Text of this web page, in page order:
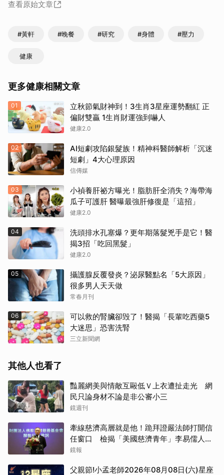
查看原始文章
#黃軒 #晚餐 #研究 #身體 #壓力
健康
更多健康相關文章
01
立秋節氣財神到！3生肖3星座運勢翻紅 正
偏財雙贏 1生肖財運強到嚇人
健康2.0
02
AI短劇攻陷銀髮族！精神科醫師解析「沉迷
短劇」4大心理原因
信傳媒
03
小禎養肝祕方曝光！脂肪肝全消失？海帶海
瓜子可護肝 醫曝最強肝修復是「這招」
健康2.0
04
洗頭排水孔塞爆？更年期落髮兇手是它！醫
揭3招「吃回黑髮」
健康2.0
05
攝護腺反覆發炎？泌尿醫點名「5大原因」
很多男人天天做
常春月刊
06
可以救的腎臟卻毁了！醫揭「長輩吃西藥5
大迷思」恐害洗腎
三立新聞網
其他人也看了
豔麗網美與情敵互毆低Ｖ上衣遭扯走光 網
民只論身材不論是非公審小三
鏡週刊
牽線慈濟高層就是他！跪拜證嚴法師打開信
任窗口 檢揭「美國慈濟青年」李易儒人脈
網絡
鏡報
父親節!小孟老師2026年08月08日(六)星座